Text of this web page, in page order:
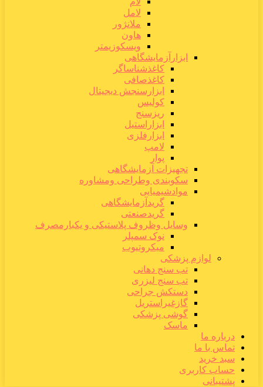
لامل
ملانژور
هاون
ویسکوزیمتر
ابزارآزمایشگاهی
کاغذشناساگر
کاغذصافی
ابزارسنجش دیجیتال
کولیس
ریزسنج
ابزاراستیل
ابزارفلزی
لامپ
پوار
تجهیزات آزمایشگاهی
سکوبندی وطراحی ومشاوره
موادشیمیایی
گریدآزمایشگاهی
گریدصنعتی
وسایل وظروف پلاستیکی و یکبارمصرف
نوک سمپلر
میکروتیوب
لوازم پزشکی
تب سنج دهانی
تب سنج لیزری
دستکش جراحی
گازغیراستریل
گوشی پزشکی
ماسک
درباره ما
تماس با ما
سبد خرید
حساب کاربری
پشتیبانی